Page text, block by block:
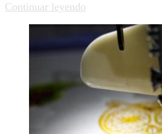
Continuar leyendo